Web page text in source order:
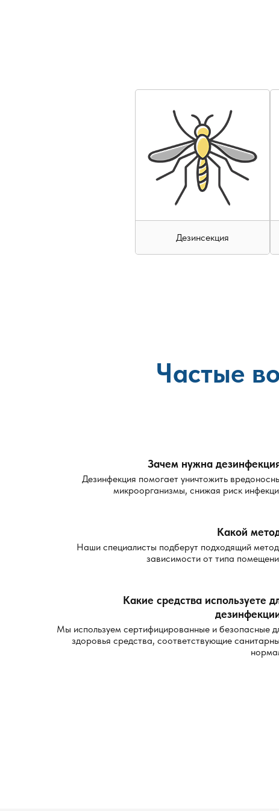
Дезинсекция
Частые
Зачем нужна
Дезинфекция помогает уничтожить
микроорганизмы, снижая риск
Какой
Наши специалисты подберут подходящий
зависимости от типа
Какие средства используете
Мы используем сертифицированные и безопасные
здоровья средства, соответствующие